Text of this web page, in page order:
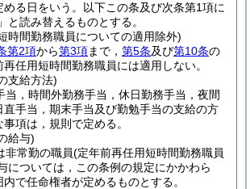
める日をいう。以下この条及び次条第1項に
」と読み替えるものとする。
時間勤務職員についての適用除外)
第2項から第3項まで， 第5条及び第10条の
任用短時間勤務職員には適用しない。
支給方法)
当，時間外勤務手当，休日勤務手当，夜間
直手当，期末手当及び勤勉手当の支給の方
項は，規則で定める。
給与)
非常勤の職員(定年前再任用短時間勤務職員
については，この条例の規定にかかわら
で任命権者が定めるものとする。